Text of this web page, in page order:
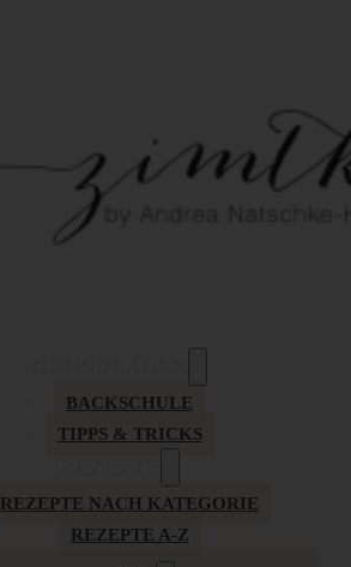
BACKSCHULE
TIPPS & TRICKS
REZEPTE NACH KATEGORIE
REZEPTE A-Z